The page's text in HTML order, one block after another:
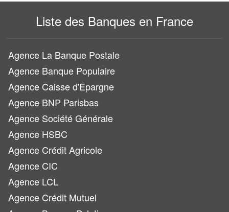
Liste des Banques en France
Agence La Banque Postale
Agence Banque Populaire
Agence Caisse d'Epargne
Agence BNP Parisbas
Agence Société Générale
Agence HSBC
Agence Crédit Agricole
Agence CIC
Agence LCL
Agence Crédit Mutuel